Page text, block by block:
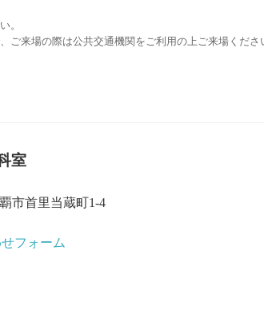
。
ご来場の際は公共交通機関をご利用の上ご来場くださ
室
市首里当蔵町1-4
フォーム